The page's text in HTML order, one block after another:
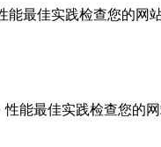
最佳实践检查您的网
能最佳实践检查您的